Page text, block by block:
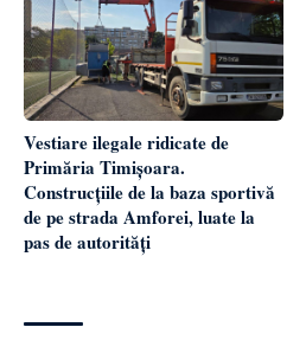
Vestiare ilegale ridicate de
Primăria Timișoara.
Construcțiile de la baza sportivă
de pe strada Amforei, luate la
pas de autorități